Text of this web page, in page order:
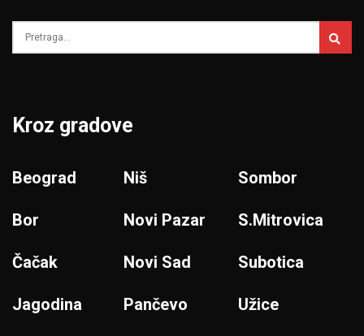
Kroz gradove
Beograd
Bor
Čačak
Jagodina
Niš
Novi Pazar
Novi Sad
Pančevo
Sombor
S.Mitrovica
Subotica
Užice